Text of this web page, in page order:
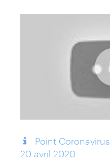
Point Coronavirus
20 avril 2020